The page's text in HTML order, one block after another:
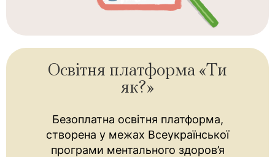
Освітня платформа «Ти
як?»
Безоплатна освітня платформа,
створена у межах Всеукраїнської
програми ментального здоров’я